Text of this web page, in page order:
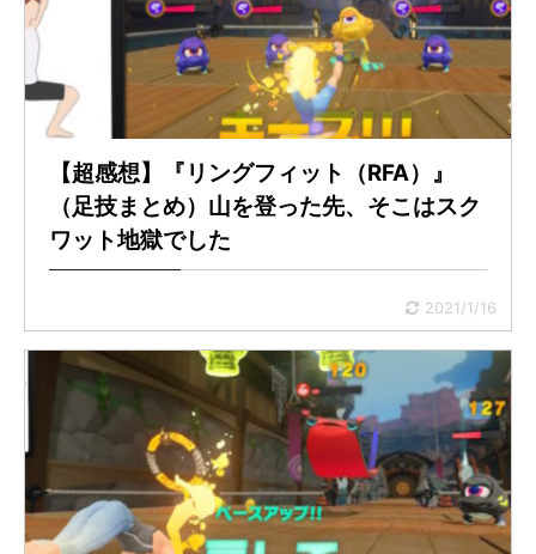
【超感想】『リングフィット（RFA）』
（足技まとめ）山を登った先、そこはスク
ワット地獄でした
2021/1/16